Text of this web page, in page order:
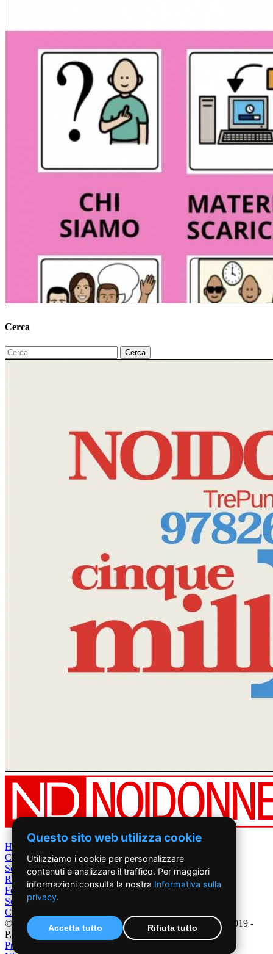
Cerca
Home
Chi Siamo
Settimanale
Rete News
Foto&Video
Sostienici
Contatti
©2019 - NoiDonne - Iscrizione ROC n.33421 del 23 /09/ 2019 -
P.IVA 00878931005
Privacy Policy
Questo sito web utilizza cookie
Utilizziamo i cookie per personalizzare
contenuti e analizzare il traffico. Per maggiori
informazioni consulta la nostra Informativa sulla
privacy.
Accetta tutto Rifiuta tutto